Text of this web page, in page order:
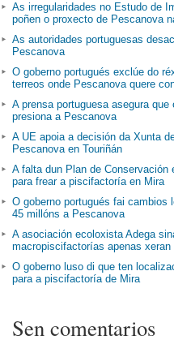
As irregularidades no Estudo de
poñen o proxecto de Pescanova
As autoridades portuguesas
Pescanova
O goberno portugués exclúe do
terreos onde Pescanova quere
A prensa portuguesa asegura que
presiona a Pescanova
A UE apoia a decisión da Xunta
Pescanova en Touriñán
A falta dun Plan de Conservación
para frear a piscifactoría en Mira
O goberno portugués fai cambios
45 millóns a Pescanova
A asociación ecoloxista Adega
macropiscifactorías apenas xeran
O goberno luso di que ten
para a piscifactoría de Mira
Sen comentarios